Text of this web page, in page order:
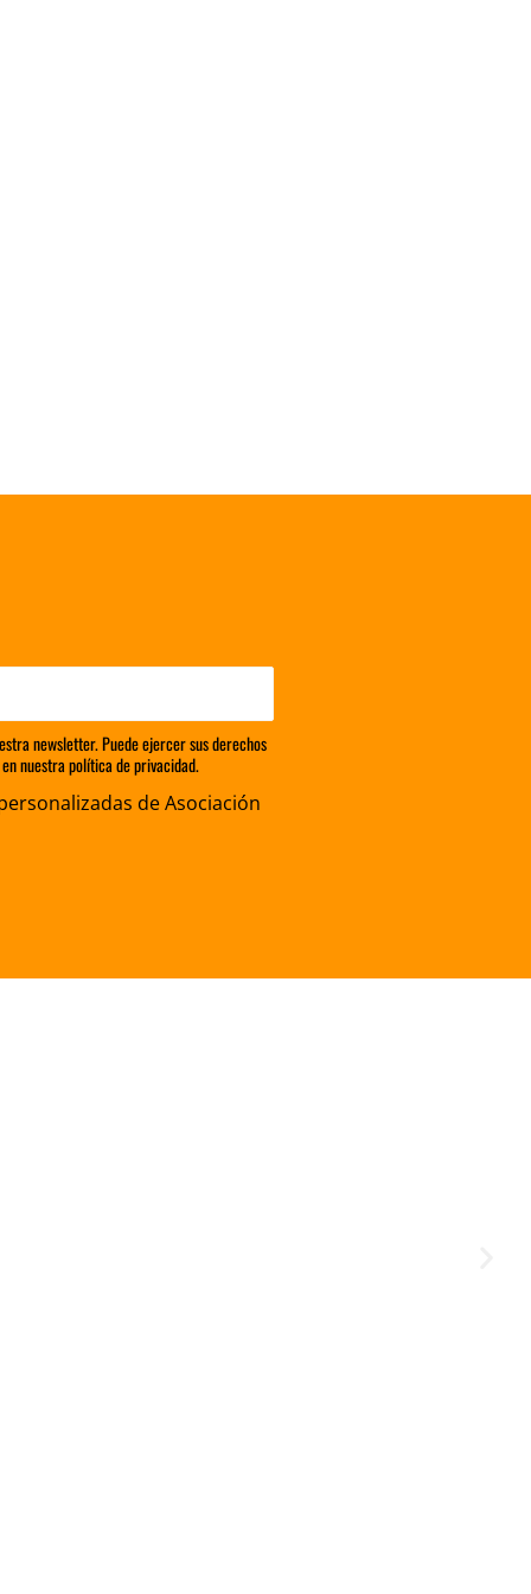
newsletter. Puede ejercer sus derechos
nuestra política de privacidad.
de Asociación